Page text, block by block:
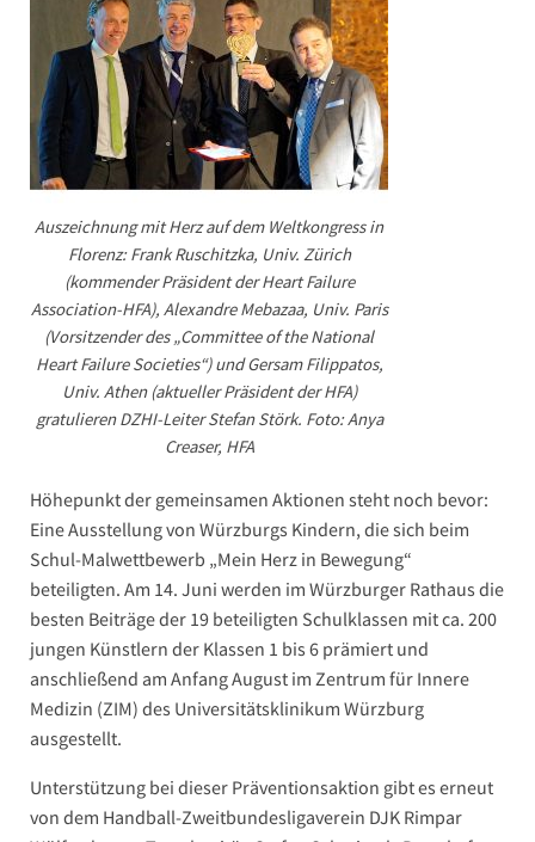
Auszeichnung mit Herz auf dem Weltkongress in
Florenz: Frank Ruschitzka, Univ. Zürich
(kommender Präsident der Heart Failure
Association-HFA), Alexandre Mebazaa, Univ. Paris
(Vorsitzender des „Committee of the National
Heart Failure Societies“) und Gersam Filippatos,
Univ. Athen (aktueller Präsident der HFA)
gratulieren DZHI-Leiter Stefan Störk. Foto: Anya
Creaser, HFA
Höhepunkt der gemeinsamen Aktionen steht noch bevor:
Eine Ausstellung von Würzburgs Kindern, die sich beim
Schul-Malwettbewerb „Mein Herz in Bewegung“
beteiligten. Am 14. Juni werden im Würzburger Rathaus die
besten Beiträge der 19 beteiligten Schulklassen mit ca. 200
jungen Künstlern der Klassen 1 bis 6 prämiert und
anschließend am Anfang August im Zentrum für Innere
Medizin (ZIM) des Universitätsklinikum Würzburg
ausgestellt.
Unterstützung bei dieser Präventionsaktion gibt es erneut
von dem Handball-Zweitbundesligaverein DJK Rimpar